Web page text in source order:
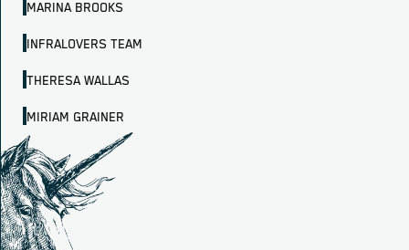
MARINA BROOKS
INFRALOVERS TEAM
THERESA WALLAS
MIRIAM GRAINER